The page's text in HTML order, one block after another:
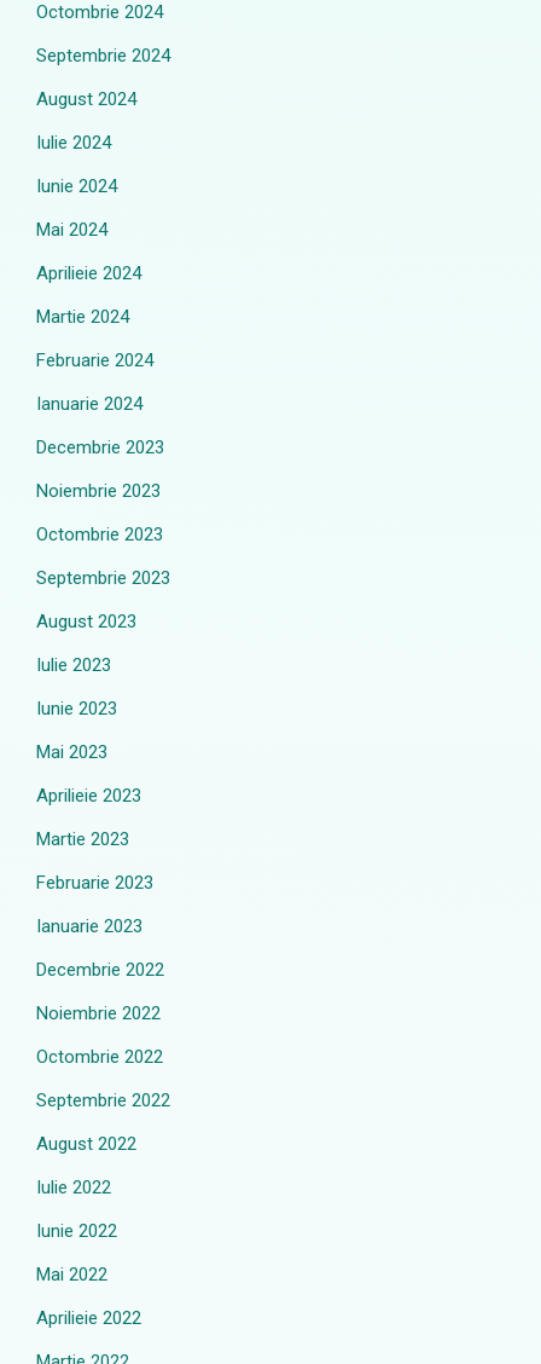
Octombrie 2024
Septembrie 2024
August 2024
Iulie 2024
Iunie 2024
Mai 2024
Aprilieie 2024
Martie 2024
Februarie 2024
Ianuarie 2024
Decembrie 2023
Noiembrie 2023
Octombrie 2023
Septembrie 2023
August 2023
Iulie 2023
Iunie 2023
Mai 2023
Aprilieie 2023
Martie 2023
Februarie 2023
Ianuarie 2023
Decembrie 2022
Noiembrie 2022
Octombrie 2022
Septembrie 2022
August 2022
Iulie 2022
Iunie 2022
Mai 2022
Aprilieie 2022